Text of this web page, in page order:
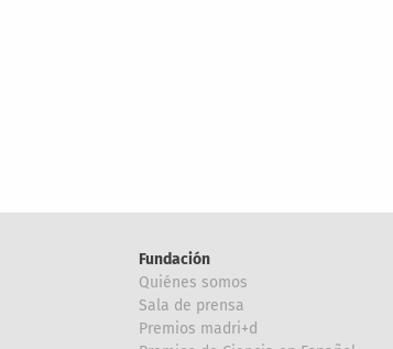
Fundación
Quiénes somos
Sala de prensa
Premios madri+d